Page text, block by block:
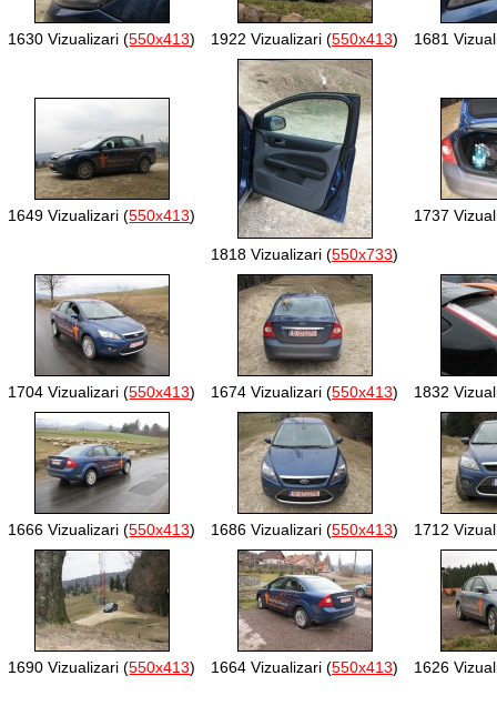
1630 Vizualizari (550x413) 1922 Vizualizari (550x413) 1681
1649 Vizualizari (550x413)
1818 Vizualizari (550x733)
1737
1704 Vizualizari (550x413) 1674 Vizualizari (550x413) 1832
1666 Vizualizari (550x413) 1686 Vizualizari (550x413) 1712
1690 Vizualizari (550x413) 1664 Vizualizari (550x413) 1626